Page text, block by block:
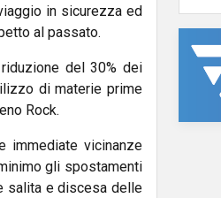
in sicurezza ed
al passato.
del 30% dei
di materie prime
Rock.
immediate vicinanze
gli spostamenti
salita e discesa delle